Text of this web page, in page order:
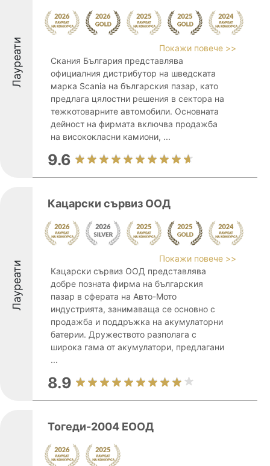
Лауреати
Покажи повече >>
Скания България представлява
официалния дистрибутор на шведската
марка Scania на българския пазар, като
предлага цялостни решения в сектора на
тежкотоварните автомобили. Основната
дейност на фирмата включва продажба
на висококласни камиони, ...
9.6
Лауреати
Кацарски сървиз ООД
Покажи повече >>
Кацарски сървиз ООД представлява
добре позната фирма на българския
пазар в сферата на Авто-Мото
индустрията, занимаваща се основно с
продажба и поддръжка на акумулаторни
батерии. Дружеството разполага с
широка гама от акумулатори, предлагани
...
8.9
Тогеди-2004 ЕООД